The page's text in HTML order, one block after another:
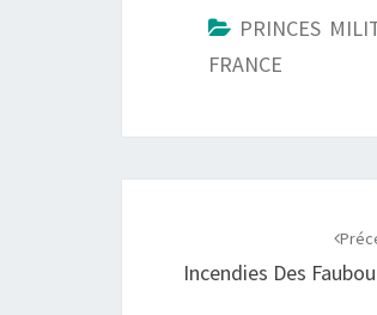
PRINCES
FRANCE
Incendies Des